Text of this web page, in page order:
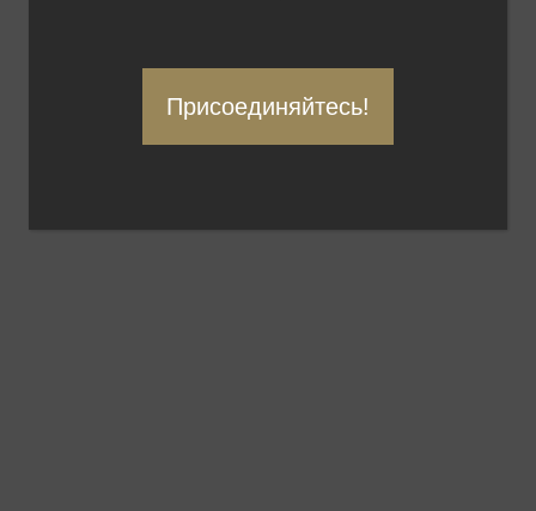
Присоединяйтесь!